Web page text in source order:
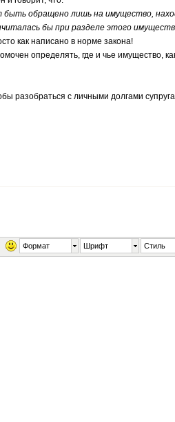
обращено лишь на имущество,
бы при разделе этого
как написано в норме закона!
определять, где и чье имущество,
с личными долгами
Формат Шрифт Стиль